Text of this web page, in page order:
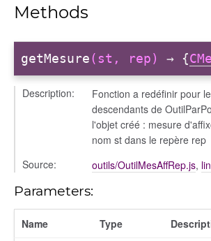
Methods
getMesure(st, rep) → {
Description:
Fonction a redéfinir pour
descendants de
l'objet créé : mesure
nom st dans le repère rep
Source:
outils/OutilMesAffRep.js,
Parameters:
Name Type